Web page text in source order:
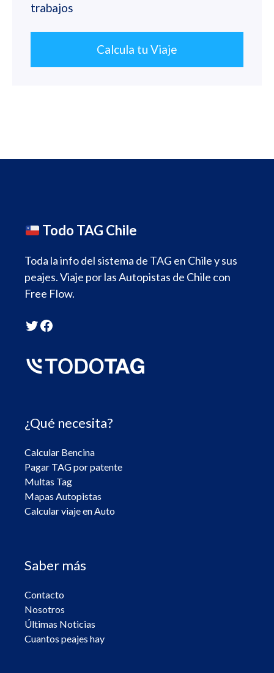
trabajos
Calcula tu Viaje
Todo TAG Chile
Toda la info del sistema de TAG en Chile y sus
peajes. Viaje por las Autopistas de Chile con
Free Flow.
Twitter
Facebook
¿Qué necesita?
Calcular Bencina
Pagar TAG por patente
Multas Tag
Mapas Autopistas
Calcular viaje en Auto
Saber más
Contacto
Nosotros
Últimas Noticias
Cuantos peajes hay